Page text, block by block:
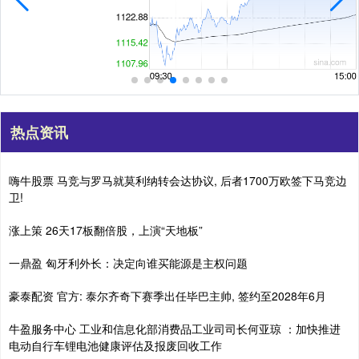
热点资讯
嗨牛股票 马竞与罗马就莫利纳转会达协议, 后者1700万欧签下马竞边
卫!
涨上策 26天17板翻倍股，上演“天地板”
一鼎盈 匈牙利外长：决定向谁买能源是主权问题
豪泰配资 官方: 泰尔齐奇下赛季出任毕巴主帅, 签约至2028年6月
牛盈服务中心 工业和信息化部消费品工业司司长何亚琼 ：加快推进
电动自行车锂电池健康评估及报废回收工作